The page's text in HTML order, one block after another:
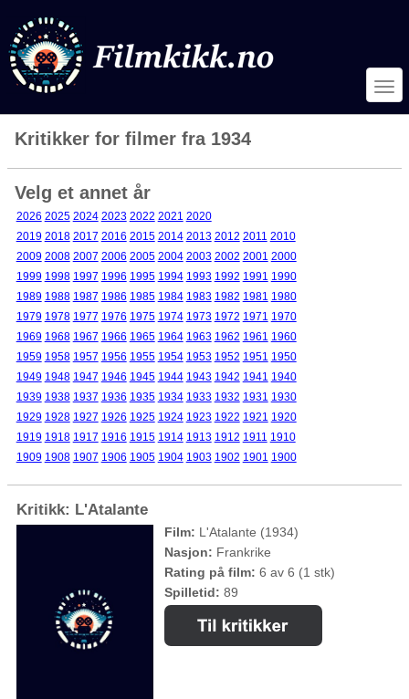
Kritikker for filmer fra 1934
Velg et annet år
2026 2025 2024 2023 2022 2021 2020
2019 2018 2017 2016 2015 2014 2013 2012 2011 2010
2009 2008 2007 2006 2005 2004 2003 2002 2001 2000
1999 1998 1997 1996 1995 1994 1993 1992 1991 1990
1989 1988 1987 1986 1985 1984 1983 1982 1981 1980
1979 1978 1977 1976 1975 1974 1973 1972 1971 1970
1969 1968 1967 1966 1965 1964 1963 1962 1961 1960
1959 1958 1957 1956 1955 1954 1953 1952 1951 1950
1949 1948 1947 1946 1945 1944 1943 1942 1941 1940
1939 1938 1937 1936 1935 1934 1933 1932 1931 1930
1929 1928 1927 1926 1925 1924 1923 1922 1921 1920
1919 1918 1917 1916 1915 1914 1913 1912 1911 1910
1909 1908 1907 1906 1905 1904 1903 1902 1901 1900
Kritikk: L'Atalante
Film: L'Atalante (1934)
Nasjon: Frankrike
Rating på film: 6 av 6 (1 stk)
Spilletid: 89